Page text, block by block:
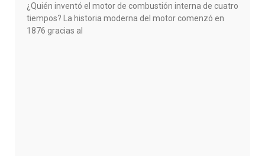
¿Quién inventó el motor de combustión interna de cuatro
tiempos? La historia moderna del motor comenzó en
1876 gracias al